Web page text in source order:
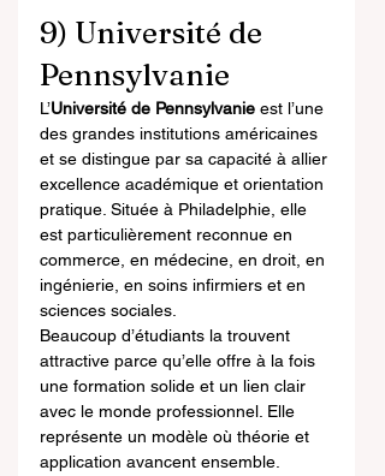
9) Université de
Pennsylvanie
L’Université de Pennsylvanie est l’une
des grandes institutions américaines
et se distingue par sa capacité à allier
excellence académique et orientation
pratique. Située à Philadelphie, elle
est particulièrement reconnue en
commerce, en médecine, en droit, en
ingénierie, en soins infirmiers et en
sciences sociales.
Beaucoup d’étudiants la trouvent
attractive parce qu’elle offre à la fois
une formation solide et un lien clair
avec le monde professionnel. Elle
représente un modèle où théorie et
application avancent ensemble.